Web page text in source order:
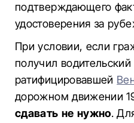
подтверждающего
удостоверения за
При условии, если
получил
ратифицировавшей
дорожном движении
сдавать не нужно.